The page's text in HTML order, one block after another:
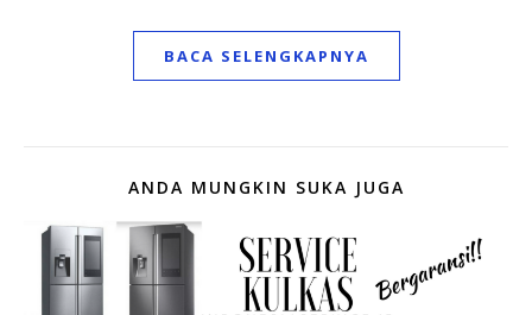
BACA SELENGKAPNYA
ANDA MUNGKIN SUKA JUGA